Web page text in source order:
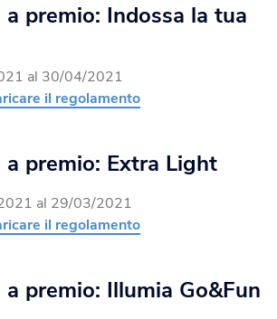
energia elettrica pulita.
da balcone
energia elettrica dal tuo balcone.
in un’unica scelta.
a premio: Indossa la tua
al 30/04/2021
il regolamento
a premio: Extra Light
al 29/03/2021
il regolamento
premio: Illumia Go&Fun